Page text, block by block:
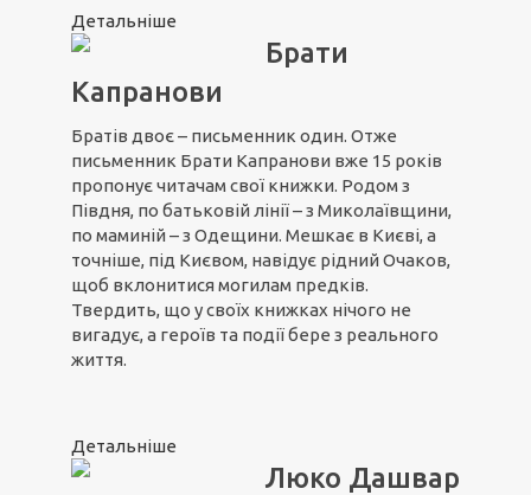
Детальніше
Брати
Капранови
Братів двоє – письменник один. Отже
письменник Брати Капранови вже 15 років
пропонує читачам свої книжки. Родом з
Півдня, по батьковій лінії – з Миколаївщини,
по маминій – з Одещини. Мешкає в Києві, а
точніше, під Києвом, навідує рідний Очаков,
щоб вклонитися могилам предків.
Твердить, що у своїх книжках нічого не
вигадує, а героїв та події бере з реального
життя.
Детальніше
Люко Дашвар